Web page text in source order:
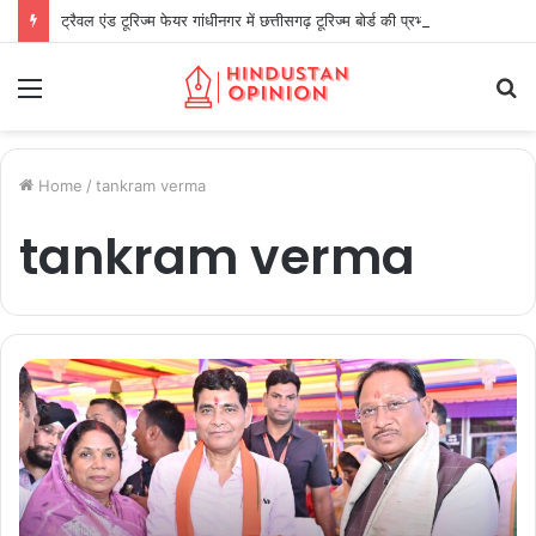
Home / tankram verma
tankram verma